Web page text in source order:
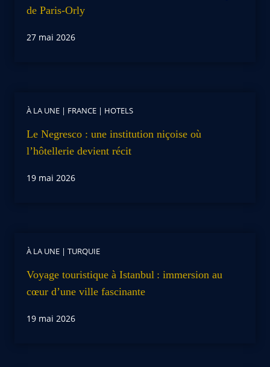
de Paris-Orly
27 mai 2026
À LA UNE | FRANCE | HOTELS
Le Negresco : une institution niçoise où
l’hôtellerie devient récit
19 mai 2026
À LA UNE | TURQUIE
Voyage touristique à Istanbul : immersion au
cœur d’une ville fascinante
19 mai 2026